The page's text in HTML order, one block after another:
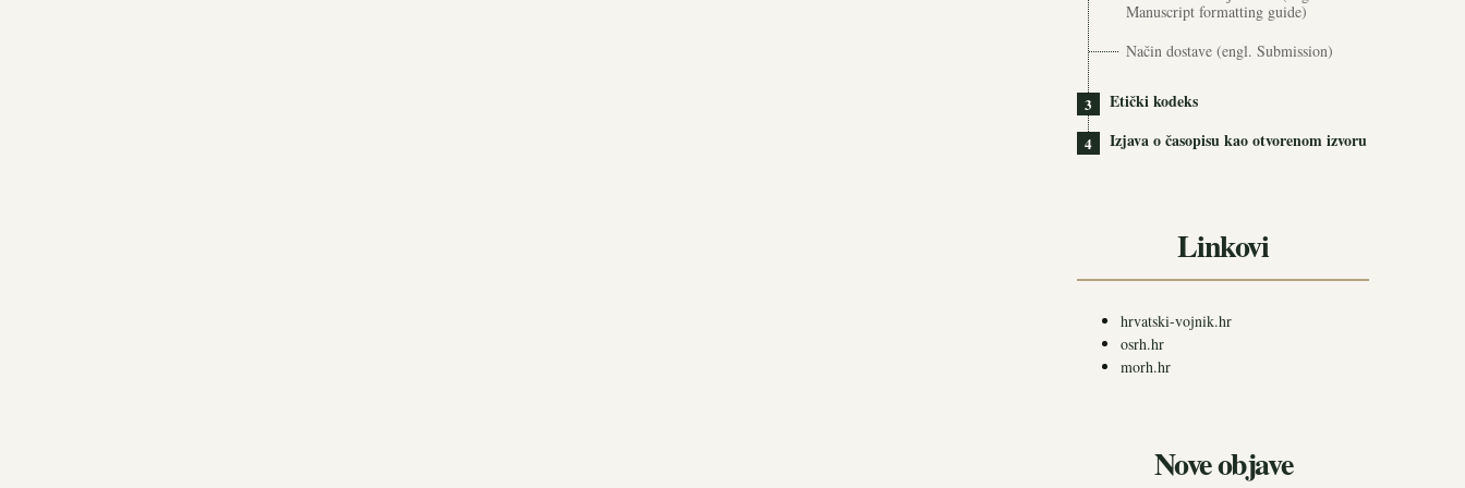
Manuscript formatting guide)
Način dostave (engl. Submission)
3 Etički kodeks
4 Izjava o časopisu kao otvorenom izvoru
Linkovi
hrvatski-vojnik.hr
osrh.hr
morh.hr
Nove objave